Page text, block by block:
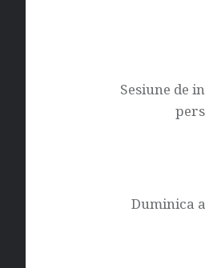
Sesiune de
Duminica